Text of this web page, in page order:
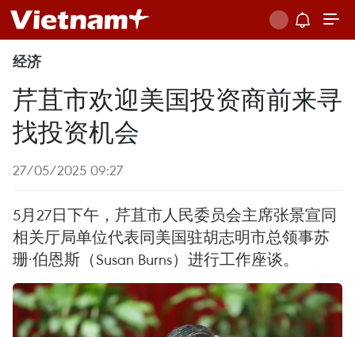
经济
芹苴市欢迎美国投资商前来寻
找投资机会
27/05/2025 09:27
5月27日下午，芹苴市人民委员会主席张景宣同
相关厅局单位代表同美国驻胡志明市总领事苏
珊·伯恩斯（Susan Burns）进行工作座谈。